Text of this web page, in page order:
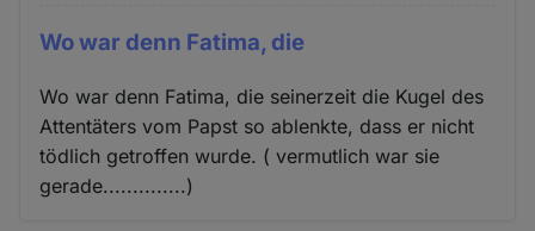
Wo war denn Fatima, die
Wo war denn Fatima, die seinerzeit die Kugel des
Attentäters vom Papst so ablenkte, dass er nicht
tödlich getroffen wurde. ( vermutlich war sie
gerade..............)